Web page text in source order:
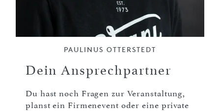
PAULINUS OTTERSTEDT
Dein Ansprechpartner
Du hast noch Fragen zur Veranstaltung,
planst ein Firmenevent oder eine private